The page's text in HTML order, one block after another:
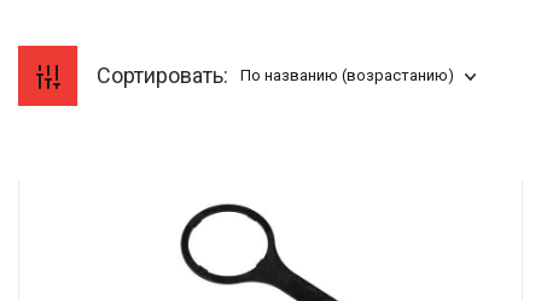
Сортировать: По названию (возрастанию)